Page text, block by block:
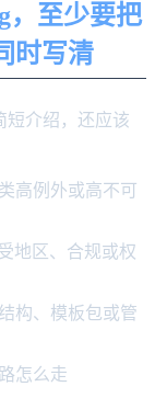
，至少要把
时写清
短介绍，还应该
高例外或高不可
地区、合规或权
构、模板包或管
怎么走